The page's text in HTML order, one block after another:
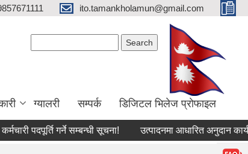
ito.tamankholamun@gmail.com
ग्यालरी सम्पर्क डिजिटल भिलेज प्राेफाइल
पदपूर्ति गर्ने सम्बन्धी सूचना! उत्पादनमा आधारित अनुदान